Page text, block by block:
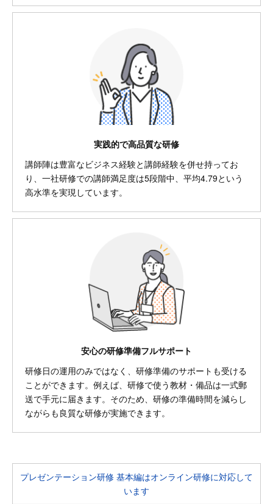
実践的で高品質な研修
講師陣は豊富なビジネス経験と講師経験を併せ持ってお
り、一社研修での講師満足度は5段階中、平均4.79という
高水準を実現しています。
安心の研修準備フルサポート
研修日の運用のみではなく、研修準備のサポートも受ける
ことができます。例えば、研修で使う教材・備品は一式郵
送で手元に届きます。そのため、研修の準備時間を減らし
ながらも良質な研修が実施できます。
プレゼンテーション研修 基本編はオンライン研修に対応して
います